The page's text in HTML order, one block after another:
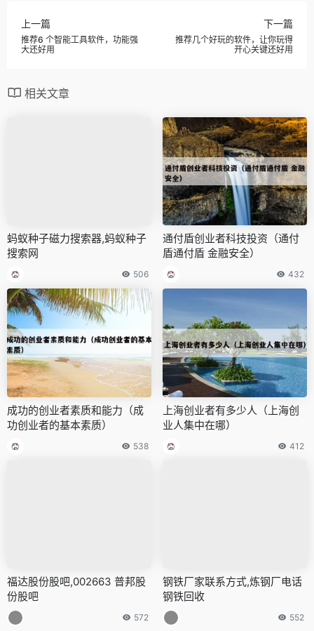
上一篇
推荐6 个智能工具软件，功能强
大还好用
下一篇
推荐几个好玩的软件，让你玩得
开心关键还好用
相关文章
蚂蚁种子磁力搜索器,蚂蚁种子
搜索网
506
通付盾创业者科技投资（通付
盾通付盾 金融安全）
432
成功的创业者素质和能力（成
功创业者的基本素质）
538
上海创业者有多少人（上海创
业人集中在哪）
412
福达股份股吧,002663 普邦股
份股吧
572
钢铁厂家联系方式,炼钢厂电话
钢铁回收
552